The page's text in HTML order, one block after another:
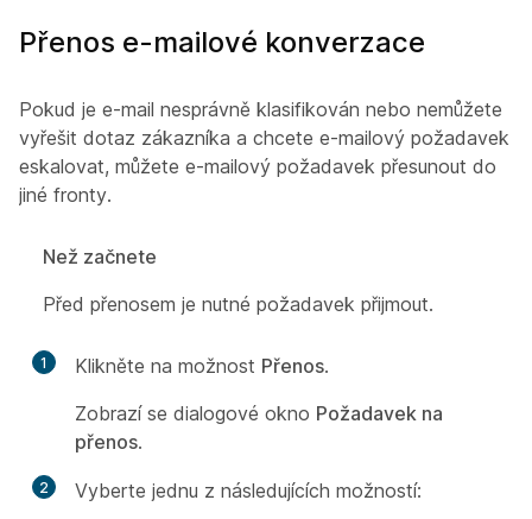
Přenos e-mailové konverzace
Pokud je e-mail nesprávně klasifikován nebo nemůžete
vyřešit dotaz zákazníka a chcete e-mailový požadavek
eskalovat, můžete e-mailový požadavek přesunout do
jiné fronty.
Než začnete
Před přenosem je nutné požadavek přijmout.
1 Klikněte na možnost Přenos.
Zobrazí se dialogové okno Požadavek na
přenos.
2
Vyberte jednu z následujících možností: